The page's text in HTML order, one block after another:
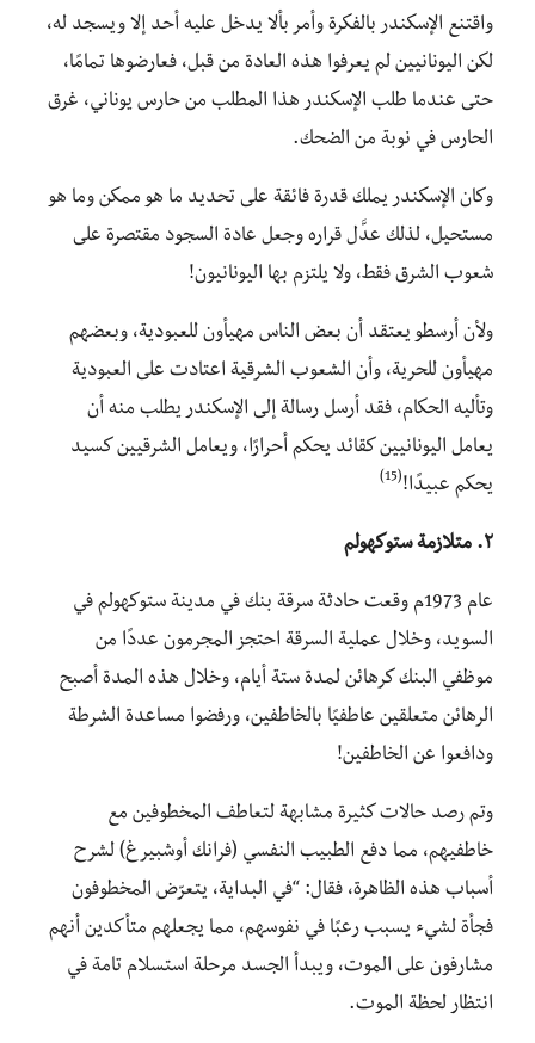
واقتنع الإسكندر بالفكرة وأمر بألا يدخل عليه أحد إلا ويسجد له،
لكن اليونانيين لم يعرفوا هذه العادة من قبل، فعارضوها تمامًا،
حتى عندما طلب الإسكندر هذا المطلب من حارس يوناني، غرق
الحارس في نوبة من الضحك.
وكان الإسكندر يملك قدرة فائقة على تحديد ما هو ممكن وما هو
مستحيل، لذلك عدَّل قراره وجعل عادة السجود مقتصرة على
شعوب الشرق فقط، ولا يلتزم بها اليونانيون!
ولأن أرسطو يعتقد أن بعض الناس مهيأون للعبودية، وبعضهم
مهيأون للحرية، وأن الشعوب الشرقية اعتادت على العبودية
وتأليه الحكام، فقد أرسل رسالة إلى الإسكندر يطلب منه أن
يعامل اليونانيين كقائد يحكم أحرارًا، ويعامل الشرقيين كسيد
يحكم عبيدًا!(15)
٢. متلازمة ستوكهولم
عام 1973م وقعت حادثة سرقة بنك في مدينة ستوكهولم في
السويد، وخلال عملية السرقة احتجز المجرمون عددًا من
موظفي البنك كرهائن لمدة ستة أيام، وخلال هذه المدة أصبح
الرهائن متعلقين عاطفيًا بالخاطفين، ورفضوا مساعدة الشرطة
ودافعوا عن الخاطفين!
وتم رصد حالات كثيرة مشابهة لتعاطف المخطوفين مع
خاطفيهم، مما دفع الطبيب النفسي (فرانك أوشبيرغ) لشرح
أسباب هذه الظاهرة، فقال: “في البداية، يتعرّض المخطوفون
فجأة لشيء يسبب رعبًا في نفوسهم، مما يجعلهم متأكدين أنهم
مشارفون على الموت، ويبدأ الجسد مرحلة استسلام تامة في
انتظار لحظة الموت.